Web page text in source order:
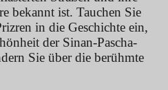
bekannt ist. Tauchen Sie
in die Geschichte ein,
der Sinan-Pascha-
Sie über die berühmte